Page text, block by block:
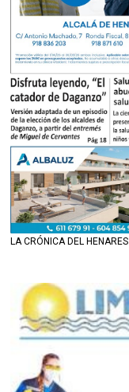
LA CRÓNICA DEL HENARES